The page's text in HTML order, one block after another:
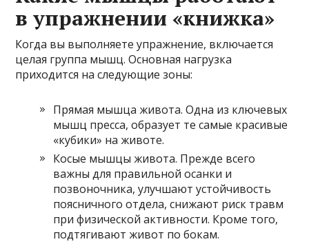
в упражнении «книжка»
Когда вы выполняете упражнение, включается
целая группа мышц. Основная нагрузка
приходится на следующие зоны:
Прямая мышца живота. Одна из ключевых
мышц пресса, образует те самые красивые
«кубики» на животе.
Косые мышцы живота. Прежде всего
важны для правильной осанки и
позвоночника, улучшают устойчивость
поясничного отдела, снижают риск травм
при физической активности. Кроме того,
подтягивают живот по бокам.